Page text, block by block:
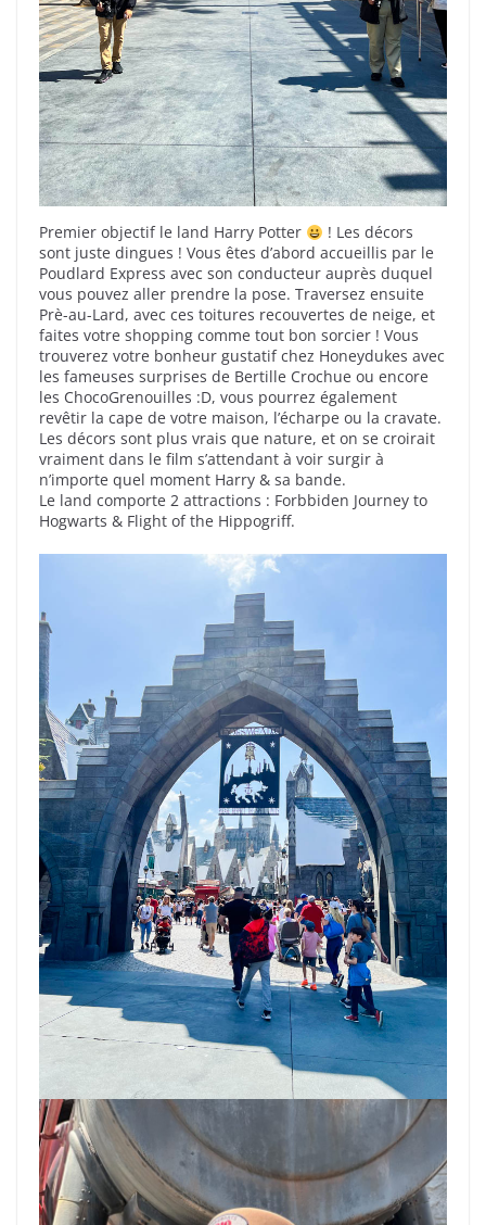
Premier objectif le land Harry Potter
! Les décors
sont juste dingues ! Vous êtes d’abord accueillis par le
Poudlard Express avec son conducteur auprès duquel
vous pouvez aller prendre la pose. Traversez ensuite
Prè-au-Lard, avec ces toitures recouvertes de neige, et
faites votre shopping comme tout bon sorcier ! Vous
trouverez votre bonheur gustatif chez Honeydukes avec
les fameuses surprises de Bertille Crochue ou encore
les ChocoGrenouilles :D, vous pourrez également
revêtir la cape de votre maison, l’écharpe ou la cravate.
Les décors sont plus vrais que nature, et on se croirait
vraiment dans le film s’attendant à voir surgir à
n’importe quel moment Harry & sa bande.
Le land comporte 2 attractions : Forbbiden Journey to
Hogwarts & Flight of the Hippogriff.